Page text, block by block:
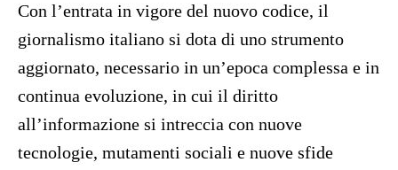
Con l’entrata in vigore del nuovo codice, il
giornalismo italiano si dota di uno strumento
aggiornato, necessario in un’epoca complessa e in
continua evoluzione, in cui il diritto
all’informazione si intreccia con nuove
tecnologie, mutamenti sociali e nuove sfide